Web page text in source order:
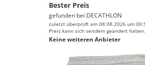
Bester Preis
gefunden bei DECATHLON
zuletzt überprüft am 08.08.2026 um
Preis kann sich seitdem geändert haben.
Keine weiteren Anbieter